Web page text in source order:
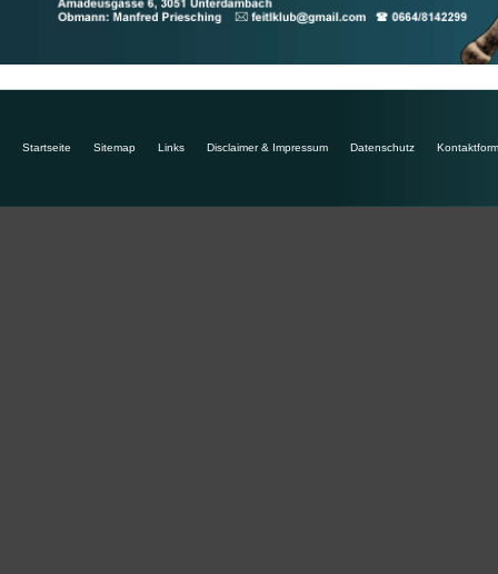
Startseite Sitemap Links Disclaimer & Impressum Datenschutz